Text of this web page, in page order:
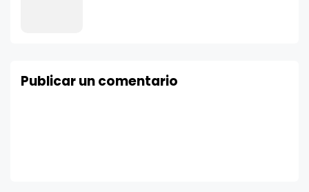
Publicar un comentario